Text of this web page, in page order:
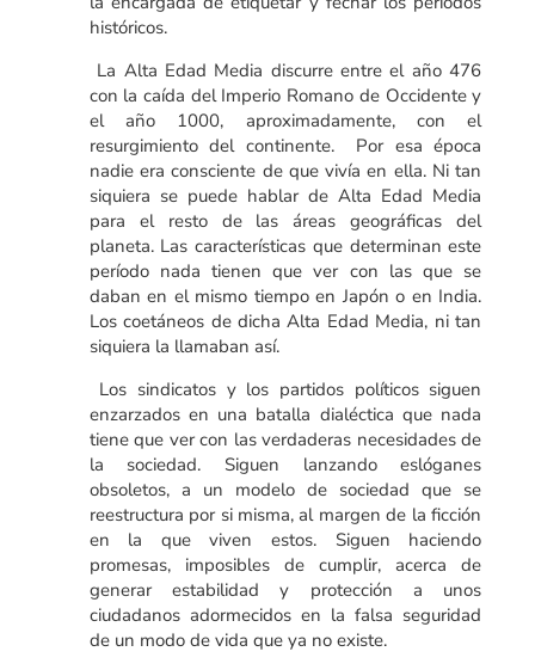
históricos.
La Alta Edad Media discurre entre el año 476
con la caída del Imperio Romano de Occidente y
el año 1000, aproximadamente, con el
resurgimiento del continente. Por esa época
nadie era consciente de que vivía en ella. Ni tan
siquiera se puede hablar de Alta Edad Media
para el resto de las áreas geográficas del
planeta. Las características que determinan este
período nada tienen que ver con las que se
daban en el mismo tiempo en Japón o en India.
Los coetáneos de dicha Alta Edad Media, ni tan
siquiera la llamaban así.
Los sindicatos y los partidos políticos siguen
enzarzados en una batalla dialéctica que nada
tiene que ver con las verdaderas necesidades de
la sociedad. Siguen lanzando eslóganes
obsoletos, a un modelo de sociedad que se
reestructura por si misma, al margen de la ficción
en la que viven estos. Siguen haciendo
promesas, imposibles de cumplir, acerca de
generar estabilidad y protección a unos
ciudadanos adormecidos en la falsa seguridad
de un modo de vida que ya no existe.